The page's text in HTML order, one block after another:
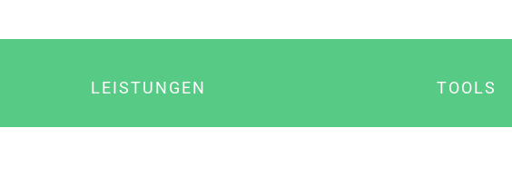
LEISTUNGEN TOOLS